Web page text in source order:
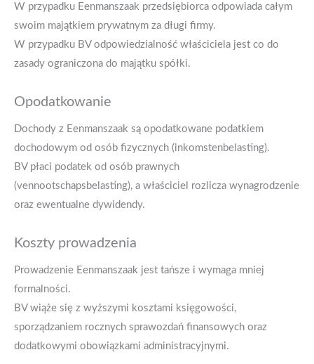
W przypadku Eenmanszaak przedsiębiorca odpowiada całym
swoim majątkiem prywatnym za długi firmy.
W przypadku BV odpowiedzialność właściciela jest co do
zasady ograniczona do majątku spółki.
Opodatkowanie
Dochody z Eenmanszaak są opodatkowane podatkiem
dochodowym od osób fizycznych (inkomstenbelasting).
BV płaci podatek od osób prawnych
(vennootschapsbelasting), a właściciel rozlicza wynagrodzenie
oraz ewentualne dywidendy.
Koszty prowadzenia
Prowadzenie Eenmanszaak jest tańsze i wymaga mniej
formalności.
BV wiąże się z wyższymi kosztami księgowości,
sporządzaniem rocznych sprawozdań finansowych oraz
dodatkowymi obowiązkami administracyjnymi.